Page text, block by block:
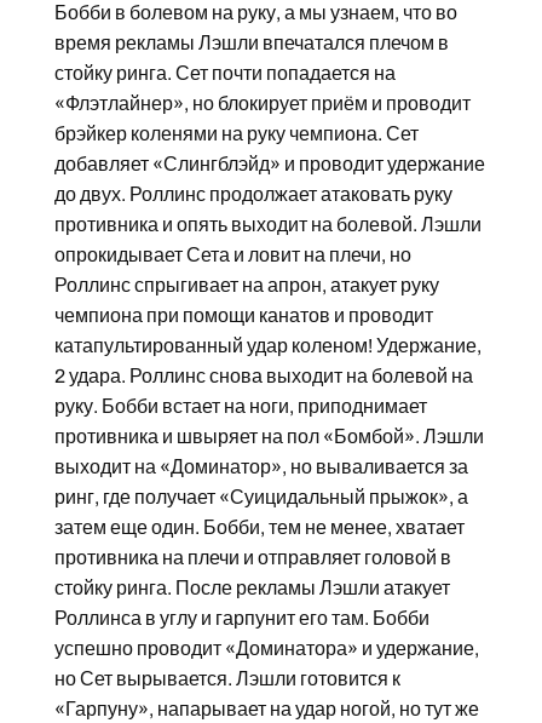
Бобби в болевом на руку, а мы узнаем, что во
время рекламы Лэшли впечатался плечом в
стойку ринга. Сет почти попадается на
«Флэтлайнер», но блокирует приём и проводит
брэйкер коленями на руку чемпиона. Сет
добавляет «Слингблэйд» и проводит удержание
до двух. Роллинс продолжает атаковать руку
противника и опять выходит на болевой. Лэшли
опрокидывает Сета и ловит на плечи, но
Роллинс спрыгивает на апрон, атакует руку
чемпиона при помощи канатов и проводит
катапультированный удар коленом! Удержание,
2 удара. Роллинс снова выходит на болевой на
руку. Бобби встает на ноги, приподнимает
противника и швыряет на пол «Бомбой». Лэшли
выходит на «Доминатор», но вываливается за
ринг, где получает «Суицидальный прыжок», а
затем еще один. Бобби, тем не менее, хватает
противника на плечи и отправляет головой в
стойку ринга. После рекламы Лэшли атакует
Роллинса в углу и гарпунит его там. Бобби
успешно проводит «Доминатора» и удержание,
но Сет вырывается. Лэшли готовится к
«Гарпуну», напарывает на удар ногой, но тут же